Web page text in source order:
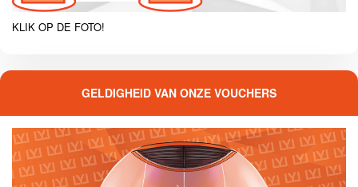
KLIK OP DE FOTO!
GELDIGHEID VAN ONZE VOUCHERS